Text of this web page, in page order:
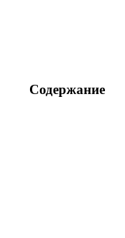
Содержание